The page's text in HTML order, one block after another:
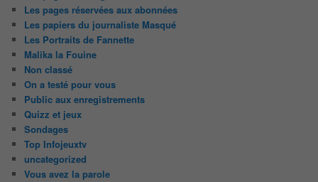
Les pages réservées aux abonnées
Les papiers du journaliste Masqué
Les Portraits de Fannette
Malika la Fouine
Non classé
On a testé pour vous
Public aux enregistrements
Quizz et jeux
Sondages
Top Infojeuxtv
uncategorized
Vous avez la parole